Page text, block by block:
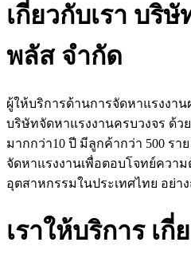
เกี่ยวกับเรา บริษั
พลัส จำกัด
ผู้ให้บริการด้านการจัดหาแรงงาน
บริษัทจัดหาแรงงานครบวงจร ด้ว
มากกว่า10 ปี มีลูกค้ากว่า 500 รา
จัดหาแรงงานเพื่อตอบโจทย์ควา
อุตสาหกรรมในประเทศไทย อย่า
เราให้บริการเกี่